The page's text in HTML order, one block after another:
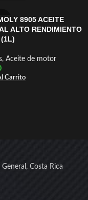
8905 ACEITE
ALTO RENDIMIENTO
, Aceite de motor
Carrito
Costa Rica